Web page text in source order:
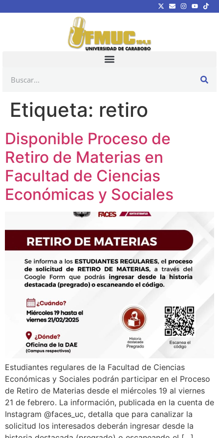
Etiqueta: retiro
Disponible Proceso de
Retiro de Materias en
Facultad de Ciencias
Económicas y Sociales
Estudiantes regulares de la Facultad de Ciencias
Económicas y Sociales podrán participar en el Proceso
de Retiro de Materias desde el miércoles 19 al viernes
21 de febrero. La información, publicada en la cuenta de
Instagram @faces_uc, detalla que para canalizar la
solicitud los interesados deberán ingresar desde la